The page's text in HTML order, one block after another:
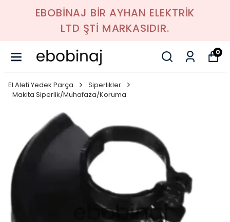
EBOBİNAJ BİR AYHAN ELEKTRİK
LTD ŞTİ MARKASIDIR.
0
El Aleti Yedek Parça
Siperlikler
Makita Siperlik/Muhafaza/Koruma